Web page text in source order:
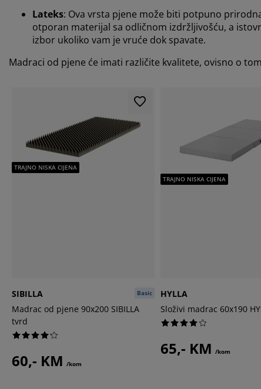
Lateks: Ova vrsta pjene može biti potpuno
otporan materijal sa odličnom izdržljivošću, a
izbor ukoliko vam je vruće dok spavate.
Madraci od pjene će imati različite kvalitete, ovisno o
TRAJNO NISKA CIJENA
Basic
SIBILLA
Madrac od pjene 90x200 SIBILLA
tvrd
60,- KM /kom
TRAJNO NISKA CIJENA
HYLLA
Složivi madrac 60x190
65,- KM /kom